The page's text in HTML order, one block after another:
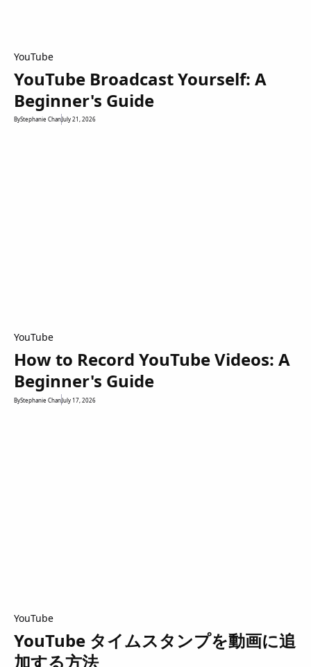
YouTube
YouTube Broadcast Yourself: A
Beginner's Guide
ByStephanie ChanJuly 21, 2026
YouTube
How to Record YouTube Videos: A
Beginner's Guide
ByStephanie ChanJuly 17, 2026
YouTube
YouTube タイムスタンプを動画に追
加する方法